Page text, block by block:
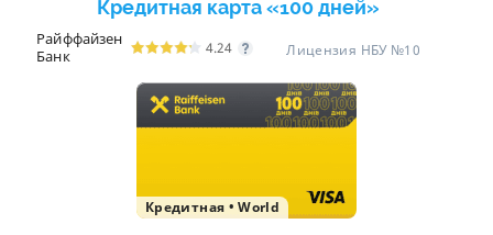
Кредитная карта «100 дней»
Райффайзен
Банк
4.24 Лицензия НБУ №10
Кредитная •World